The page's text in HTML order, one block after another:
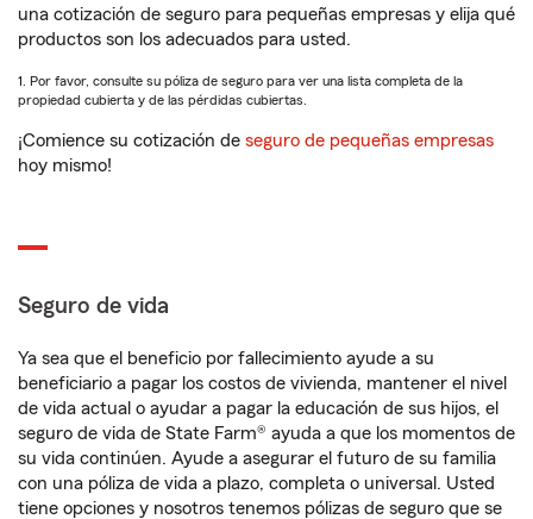
una cotización de seguro para pequeñas empresas y elija qué
productos son los adecuados para usted.
1. Por favor, consulte su póliza de seguro para ver una lista completa de la
propiedad cubierta y de las pérdidas cubiertas.
¡Comience su cotización de seguro de pequeñas empresas
hoy mismo!
Seguro de vida
Ya sea que el beneficio por fallecimiento ayude a su
beneficiario a pagar los costos de vivienda, mantener el nivel
de vida actual o ayudar a pagar la educación de sus hijos, el
seguro de vida de State Farm® ayuda a que los momentos de
su vida continúen. Ayude a asegurar el futuro de su familia
con una póliza de vida a plazo, completa o universal. Usted
tiene opciones y nosotros tenemos pólizas de seguro que se